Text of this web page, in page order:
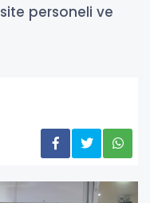
personeli ve